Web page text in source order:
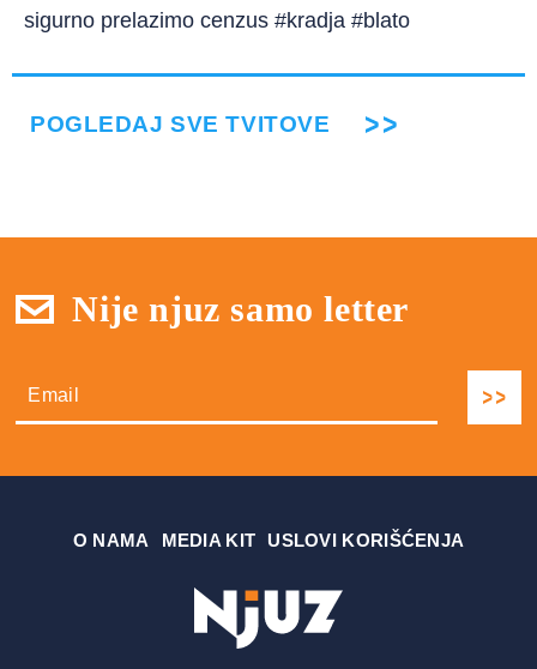
sigurno prelazimo cenzus #kradja #blato
POGLEDAJ SVE TVITOVE
Nije njuz samo letter
О NAMA MEDIA KIT USLOVI KORIŠĆENJA